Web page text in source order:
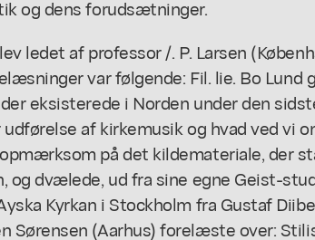
og dens forudsætninger.
ledet af professor /. P. Larsen
var følgende: Fil. lie. Bo Lund
eksisterede i Norden under den
af kirkemusik og hvad ved vi
på det kildemateriale, der
og dvælede, ud fra sine egne Geist-
Kyrkan i Stockholm fra Gustaf
Sørensen (Aarhus) forelæste over: